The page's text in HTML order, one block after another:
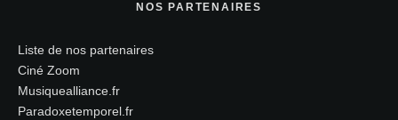
NOS PARTENAIRES
Liste de nos partenaires
Ciné Zoom
Musiquealliance.fr
Paradoxetemporel.fr